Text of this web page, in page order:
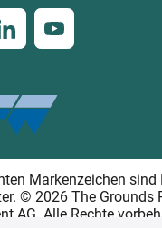
Markenzeichen sind
© 2026 The Grounds
AG. Alle Rechte